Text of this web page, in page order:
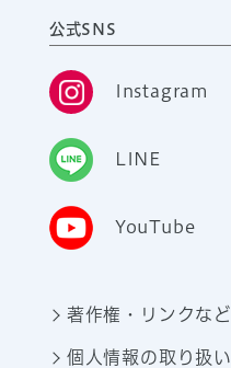
公式SNS
Instagram
LINE
YouTube
著作権・リンクなど
個人情報の取り扱い